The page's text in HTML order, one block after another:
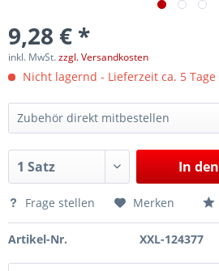
9,28 € *
inkl. MwSt.zzgl. Versandkosten
Nicht lagernd - Lieferzeit ca. 5 Tage
Zubehör direkt mitbestellen
In den
Frage stellen Merken
Artikel-Nr. XXL-124377